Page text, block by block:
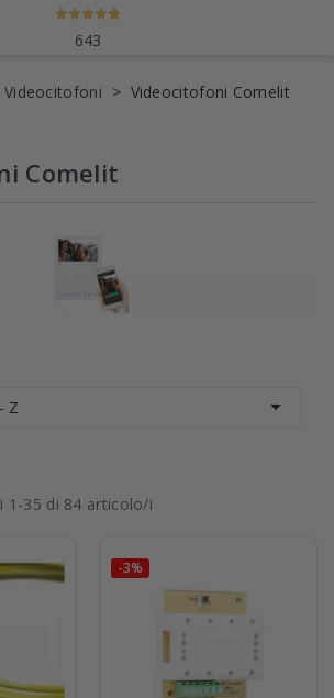
643
Videocitofoni Comelit
Comelit
Z 
1-35 di 84 articolo/i
-3%